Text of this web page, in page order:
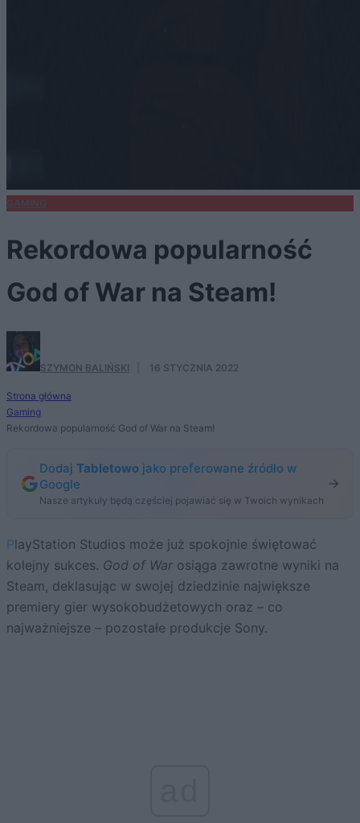
Rekordowa popularność
God of War na Steam!
SZYMON BALIŃSKI 16 STYCZNIA 2022
Strona główna
Gaming
Rekordowa popularność God of War na Steam!
Dodaj Tabletowo jako preferowane źródło w
Google
Nasze artykuły będą częściej pojawiać się w Twoich wynikach
PlayStation Studios może już spokojnie świętować
kolejny sukces. God of War osiąga zawrotne wyniki na
Steam, deklasując w swojej dziedzinie największe
premiery gier wysokobudżetowych oraz – co
najważniejsze – pozostałe produkcje Sony.